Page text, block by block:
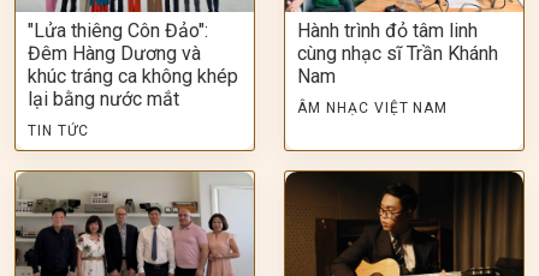
"Lửa thiêng Côn Đảo":
Đêm Hàng Dương và
khúc tráng ca không khép
lại bằng nước mắt
TIN TỨC
Hành trình đỏ tâm linh
cùng nhạc sĩ Trần Khánh
Nam
ÂM NHẠC VIỆT NAM